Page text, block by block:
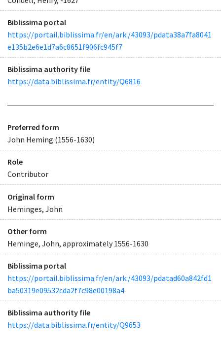
Biblissima portal
https://portail.biblissima.fr/en/ark:/43093/pdata38a7fa8041
e135b2e6e1d7a6c8651f906fc945f7
Biblissima authority file
https://data.biblissima.fr/entity/Q6816
Preferred form
John Heming (1556-1630)
Role
Contributor
Original form
Heminges, John
Other form
Heminge, John, approximately 1556-1630
Biblissima portal
https://portail.biblissima.fr/en/ark:/43093/pdatad60a842fd1
ba50319e09532cda2f7c98e00198a4
Biblissima authority file
https://data.biblissima.fr/entity/Q9653